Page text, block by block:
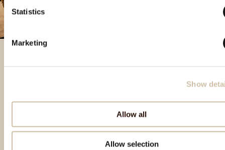
Statistics
Marketing
Show
Allow all
Allow selection